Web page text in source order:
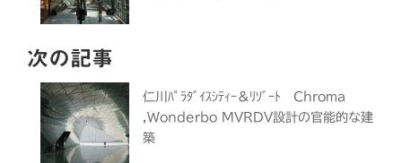
次の記事
仁川ﾊﾟﾗﾀﾞｲｽｼﾃｨｰ＆ﾘｿﾞｰﾄ Chroma
,Wonderbo MVRDV設計の官能的な建
築